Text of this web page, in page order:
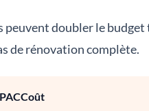
peuvent doubler le budget
de rénovation complète.